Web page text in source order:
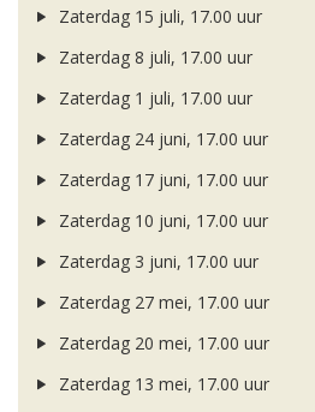
Zaterdag 15 juli, 17.00 uur
Zaterdag 8 juli, 17.00 uur
Zaterdag 1 juli, 17.00 uur
Zaterdag 24 juni, 17.00 uur
Zaterdag 17 juni, 17.00 uur
Zaterdag 10 juni, 17.00 uur
Zaterdag 3 juni, 17.00 uur
Zaterdag 27 mei, 17.00 uur
Zaterdag 20 mei, 17.00 uur
Zaterdag 13 mei, 17.00 uur